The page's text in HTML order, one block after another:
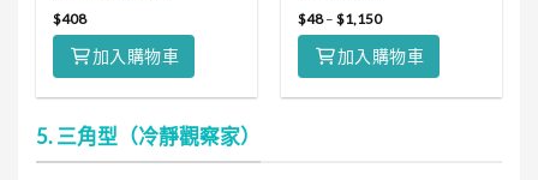
$408
加入購物車
$48–$1,150
加入購物車
5. 三角型（冷靜觀察家）